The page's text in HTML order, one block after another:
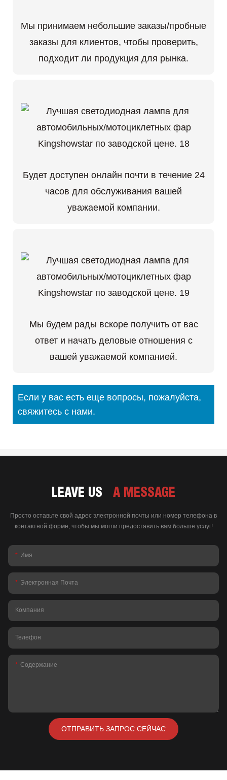
Мы принимаем небольшие заказы/пробные
заказы для клиентов, чтобы проверить,
подходит ли продукция для рынка.
Будет доступен онлайн почти в течение 24
часов для обслуживания вашей
уважаемой компании.
Мы будем рады вскоре получить от вас
ответ и начать деловые отношения с
вашей уважаемой компанией.
Если у вас есть еще вопросы, пожалуйста,
свяжитесь с нами.
LEAVE US A MESSAGE
Просто оставьте свой адрес электронной почты или номер телефона в
контактной форме, чтобы мы могли предоставить вам больше услуг!
Имя
Электронная Почта
Компания
Телефон
Содержание
ОТПРАВИТЬ ЗАПРОС СЕЙЧАС